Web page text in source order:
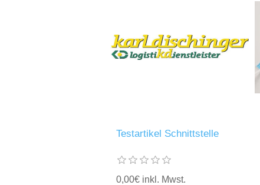
Testartikel Schnittstelle
0,00€ inkl. Mwst.